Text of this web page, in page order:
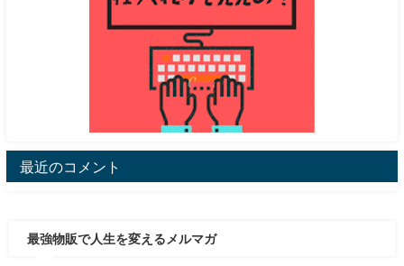
最近のコメント
最強物販で人生を変えるメルマガ